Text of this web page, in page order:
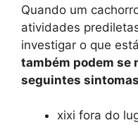
Quando um
atividades
investigar o que
também podem se
seguintes
xixi fora do